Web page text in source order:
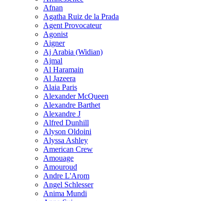
Afnan
Agatha Ruiz de la Prada
Agent Provocateur
Agonist
Aigner
Aj Arabia (Widian)
Ajmal
Al Haramain
Al Jazeera
Alaia Paris
Alexander McQueen
Alexandre Barthet
Alexandre J
Alfred Dunhill
Alyson Oldoini
Alyssa Ashley
American Crew
Amouage
Amouroud
Andre L'Arom
Angel Schlesser
Anima Mundi